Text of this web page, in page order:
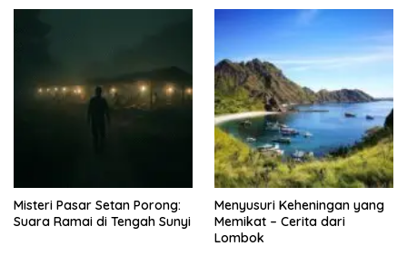
Misteri Pasar Setan Porong:
Suara Ramai di Tengah Sunyi
Menyusuri Keheningan yang
Memikat – Cerita dari
Lombok